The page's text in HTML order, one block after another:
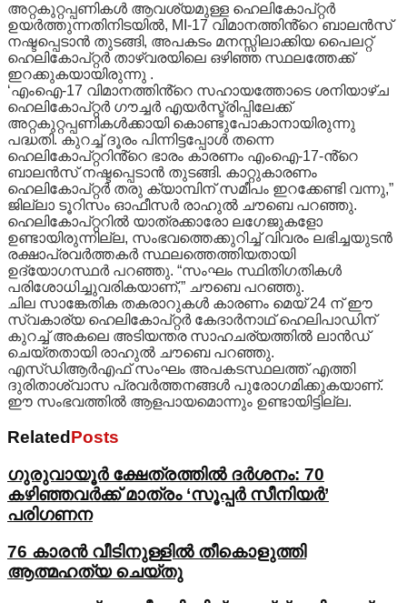
അറ്റകുറ്റപ്പണികൾ ആവശ്യമുള്ള ഹെലികോപ്റ്റർ
ഉയർത്തുന്നതിനിടയിൽ, MI-17 വിമാനത്തിൻ്റെ ബാലൻസ്
നഷ്ടപ്പെടാൻ തുടങ്ങി, അപകടം മനസ്സിലാക്കിയ പൈലറ്റ്
ഹെലികോപ്റ്റർ താഴ്‌വരയിലെ ഒഴിഞ്ഞ സ്ഥലത്തേക്ക്
ഇറക്കുകയായിരുന്നു .
‘എംഐ-17 വിമാനത്തിൻ്റെ സഹായത്തോടെ ശനിയാഴ്ച
ഹെലികോപ്റ്റർ ഗൗച്ചർ എയർസ്ട്രിപ്പിലേക്ക്
അറ്റകുറ്റപ്പണികൾക്കായി കൊണ്ടുപോകാനായിരുന്നു
പദ്ധതി. കുറച്ച് ദൂരം പിന്നിട്ടപ്പോൾ തന്നെ
ഹെലികോപ്റ്ററിൻ്റെ ഭാരം കാരണം എംഐ-17-ൻ്റെ
ബാലൻസ് നഷ്ടപ്പെടാൻ തുടങ്ങി. കാറ്റുകാരണം
ഹെലികോപ്റ്റർ തരു ക്യാമ്പിന് സമീപം ഇറക്കേണ്ടി വന്നു,”
ജില്ലാ ടൂറിസം ഓഫീസർ രാഹുൽ ചൗബെ പറഞ്ഞു.
ഹെലികോപ്റ്ററിൽ യാത്രക്കാരോ ലഗേജുകളോ
ഉണ്ടായിരുന്നില്ല, സംഭവത്തെക്കുറിച്ച് വിവരം ലഭിച്ചയുടൻ
രക്ഷാപ്രവർത്തകർ സ്ഥലത്തെത്തിയതായി
ഉദ്യോഗസ്ഥർ പറഞ്ഞു. “സംഘം സ്ഥിതിഗതികൾ
പരിശോധിച്ചുവരികയാണ്,” ചൗബെ പറഞ്ഞു.
ചില സാങ്കേതിക തകരാറുകൾ കാരണം മെയ് 24 ന് ഈ
സ്വകാര്യ ഹെലികോപ്റ്റർ കേദാർനാഥ് ഹെലിപാഡിന്
കുറച്ച് അകലെ അടിയന്തര സാഹചര്യത്തിൽ ലാൻഡ്
ചെയ്തതായി രാഹുൽ ചൗബെ പറഞ്ഞു.
എസ്ഡിആർഎഫ് സംഘം അപകടസ്ഥലത്ത് എത്തി
ദുരിതാശ്വാസ പ്രവർത്തനങ്ങൾ പുരോഗമിക്കുകയാണ്.
ഈ സംഭവത്തിൽ ആളപായമൊന്നും ഉണ്ടായിട്ടില്ല.
Related Posts
ഗുരുവായൂർ ക്ഷേത്രത്തിൽ ദർശനം: 70
കഴിഞ്ഞവർക്ക് മാത്രം ‘സൂപ്പർ സീനിയർ’
പരിഗണന
76 കാരന്‍ വീടിനുള്ളില്‍ തീകൊളുത്തി
ആത്മഹത്യ ചെയ്തു